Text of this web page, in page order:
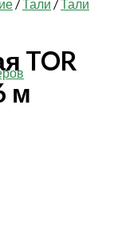
/Тали /Тали
TOR
м